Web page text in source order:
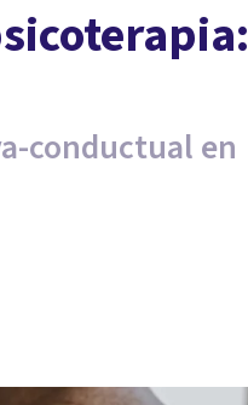
conductual en